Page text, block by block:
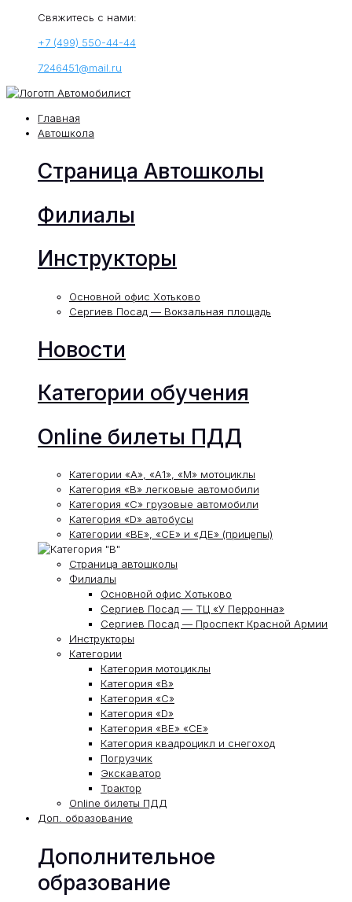
Свяжитесь с нами:
+7 (499) 550-44-44
7246451@mail.ru
Главная
Автошкола
Страница Автошколы
Филиалы
Инструкторы
Основной офис Хотьково
Сергиев Посад — Вокзальная площадь
Новости
Категории обучения
Online билеты ПДД
Категории «А», «А1», «М» мотоциклы
Категория «В» легковые автомобили
Категория «С» грузовые автомобили
Категория «D» автобусы
Категории «ВЕ», «СЕ» и «ДЕ» (прицепы)
Страница автошколы
Филиалы
Основной офис Хотьково
Сергиев Посад — ТЦ «У Перронна»
Сергиев Посад — Проспект Красной Армии
Инструкторы
Категории
Категория мотоциклы
Категория «В»
Категория «С»
Категория «D»
Категория «ВЕ» «СЕ»
Категория квадроцикл и снегоход
Погрузчик
Экскаватор
Трактор
Online билеты ПДД
Доп. образование
Дополнительное
образование